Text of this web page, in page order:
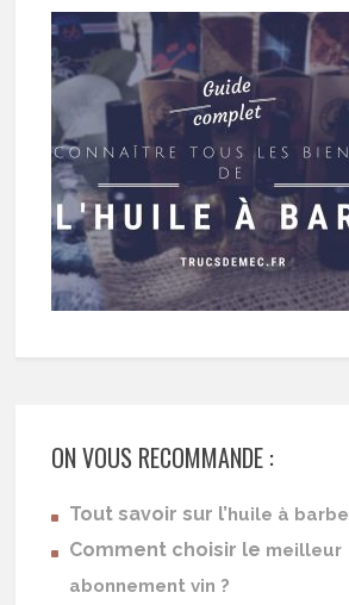
ON VOUS RECOMMANDE :
Tout savoir sur l’huile à barbe
Comment choisir le meilleur
abonnement vin ?